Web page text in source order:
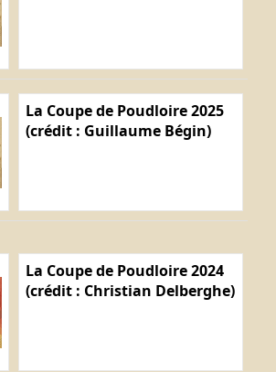
La Coupe de Poudloire 2025
(crédit : Guillaume Bégin)
La Coupe de Poudloire 2024
(crédit : Christian Delberghe)